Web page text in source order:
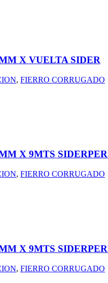
X VUELTA SIDER
, FIERRO CORRUGADO
X 9MTS
, FIERRO CORRUGADO
X 9MTS
, FIERRO CORRUGADO